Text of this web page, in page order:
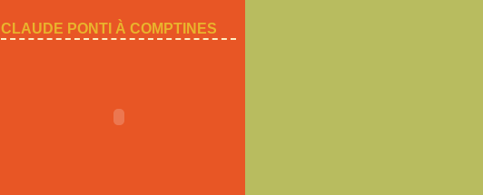
CLAUDE PONTI À COMPTINES